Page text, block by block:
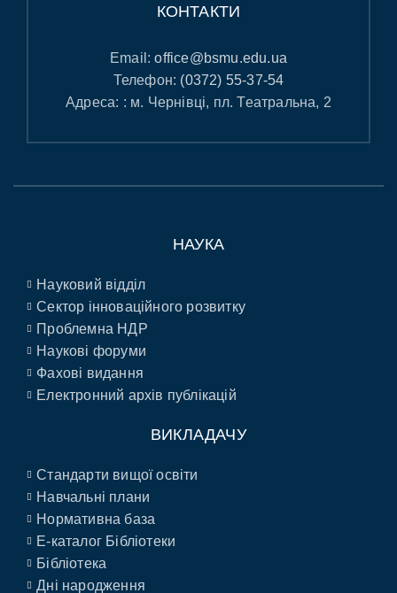
КОНТАКТИ
Email:office@bsmu.edu.ua
Телефон: (0372) 55-37-54
Адреса: : м. Чернівці, пл. Театральна, 2
НАУКА
Науковий відділ
Сектор інноваційного розвитку
Проблемна НДР
Наукові форуми
Фахові видання
Електронний архів публікацій
ВИКЛАДАЧУ
Стандарти вищої освіти
Навчальні плани
Нормативна база
E-каталог Бібліотеки
Бібліотека
Дні народження